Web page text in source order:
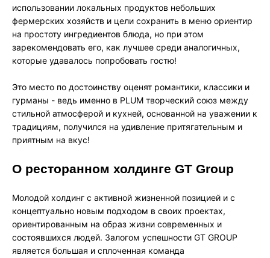
использовании локальных продуктов небольших
фермерских хозяйств и цели сохранить в меню ориентир
на простоту ингредиентов блюда, но при этом
зарекомендовать его, как лучшее среди аналогичных,
которые удавалось попробовать гостю!
Это место по достоинству оценят романтики, классики и
гурманы - ведь именно в PLUM творческий союз между
стильной атмосферой и кухней, основанной на уважении к
традициям, получился на удивление притягательным и
приятным на вкус!
О ресторанном холдинге GT Group
Молодой холдинг с активной жизненной позицией и с
концептуально новым подходом в своих проектах,
ориентированным на образ жизни современных и
состоявшихся людей. Залогом успешности GT GROUP
является большая и сплоченная команда